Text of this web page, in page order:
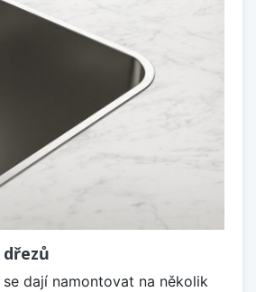
dají namontovat na několik